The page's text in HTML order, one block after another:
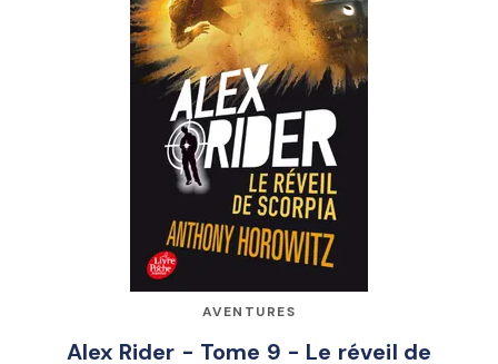
AVENTURES
Alex Rider - Tome 9 - Le réveil de